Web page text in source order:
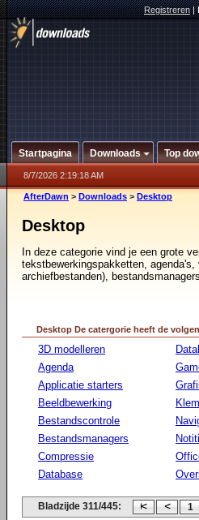
Registreren|
Startpagina Downloads Top
8/7/2026 2:19:18 AM
AfterDawn > Downloads > Desktop
Desktop
In deze categorie vind je een grote
tekstbewerkingspakketten,
archiefbestanden),
Desktop De catergorie heeft de
3D modelleren
Agenda
Applicatie starters
Beeldbewerking
Bestandscontrole
Bestandsmanagers
Compressie
Database
Bladzijde 311/445: 1